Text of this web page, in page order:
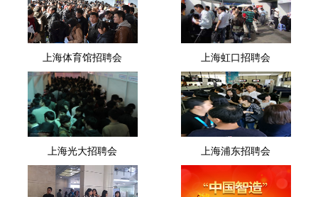
健、健康医疗、养生美容）
上海体育馆招聘会 上海虹口招聘会
上海光大招聘会 上海浦东招聘会